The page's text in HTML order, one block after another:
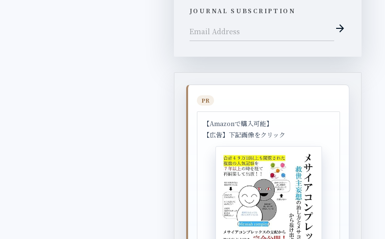
JOURNAL SUBSCRIPTION
arrow_forward
PR
【Amazonで購入可能】
【広告】下記画像をクリック